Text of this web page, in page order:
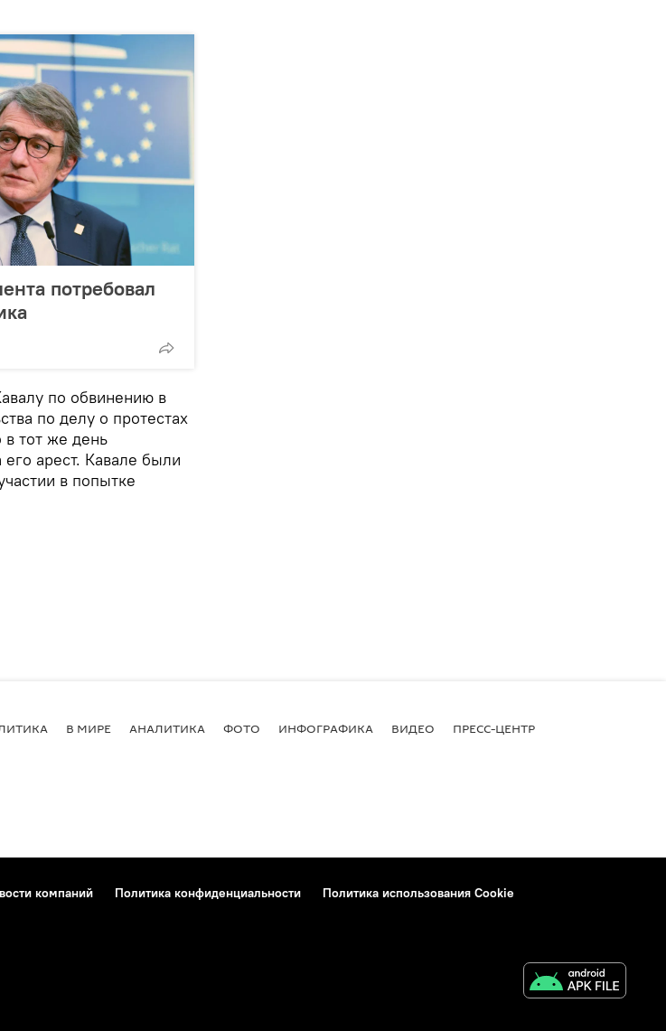
потребовал
по обвинению в
по делу о протестах
в тот же день
арест. Кавале были
в попытке
В МИРЕ АНАЛИТИКА ФОТО ИНФОГРАФИКА ВИДЕО ПРЕСС-ЦЕНТР
компаний Политика конфиденциальности
Политика использования Cookie